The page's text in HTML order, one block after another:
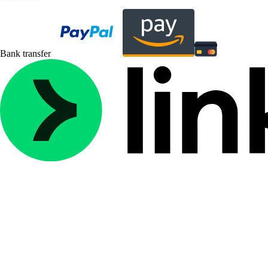
Bank transfer